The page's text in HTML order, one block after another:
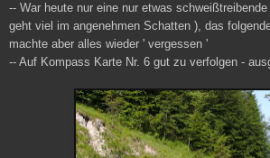
-- War heute nur eine nur etwas
geht viel im angenehmen Schatten ), das
machte aber alles wieder ' vergessen '
-- Auf Kompass Karte Nr. 6 gut zu verfolgen -